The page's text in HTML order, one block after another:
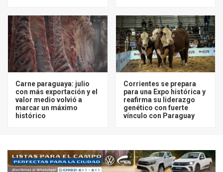
Carne paraguaya: julio
con más exportación y el
valor medio volvió a
marcar un máximo
histórico
Corrientes se prepara
para una Expo histórica y
reafirma su liderazgo
genético con fuerte
vínculo con Paraguay